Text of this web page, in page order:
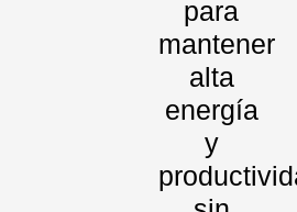
para
mantener
alta
energía
y